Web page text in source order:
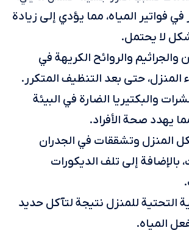
في فواتير المياه، مما يؤدي إلى زيادة
لا يحتمل.
والجراثيم والروائح الكريهة في
المنزل، حتى بعد التنظيف المتكرر.
والبكتيريا الضارة في البيئة
يهدد صحة الأفراد.
المنزل وتشققات في الجدران
بالإضافة إلى تلف الديكورات
التحتية للمنزل نتيجة لتآكل حديد
المياه.